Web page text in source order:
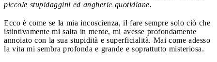
piccole stupidaggini ed angherie quotidiane.
Ecco è come se la mia incoscienza, il fare sempre solo ciò che
istintivamente mi salta in mente, mi avesse profondamente
annoiato con la sua stupidità e superficialità. Mai come adesso
la vita mi sembra profonda e grande e soprattutto misteriosa.